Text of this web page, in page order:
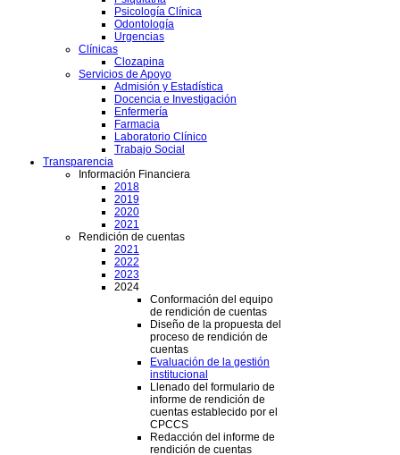
Psicología Clínica
Odontología
Urgencias
Clínicas
Clozapina
Servicios de Apoyo
Admisión y Estadística
Docencia e Investigación
Enfermería
Farmacia
Laboratorio Clínico
Trabajo Social
Transparencia
Información Financiera
2018
2019
2020
2021
Rendición de cuentas
2021
2022
2023
2024
Conformación del equipo
de rendición de cuentas
Diseño de la propuesta del
proceso de rendición de
cuentas
Evaluación de la gestión
institucional
Llenado del formulario de
informe de rendición de
cuentas establecido por el
CPCCS
Redacción del informe de
rendición de cuentas